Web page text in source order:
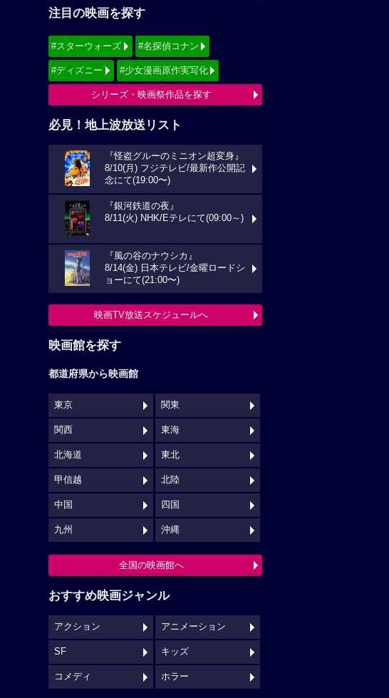
注目の映画を探す
#スターウォーズ #名探偵コナン
#ディズニー #少女漫画原作実写化
シリーズ・映画祭作品を探す
必見！地上波放送リスト
『怪盗グルーのミニオン超変身』
8/10(月) フジテレビ/最新作公開記
念にて(19:00〜)
『銀河鉄道の夜』
8/11(火) NHK/Eテレにて(09:00～)
『風の谷のナウシカ』
8/14(金) 日本テレビ/金曜ロードシ
ョーにて(21:00〜)
映画TV放送スケジュールへ
映画館を探す
都道府県から映画館
東京 関東
関西 東海
北海道 東北
甲信越 北陸
中国 四国
九州 沖縄
全国の映画館へ
おすすめ映画ジャンル
アクション アニメーション
SF キッズ
コメディ ホラー